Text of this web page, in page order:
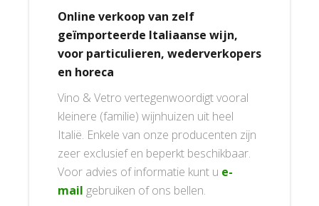
Online verkoop van zelf
geïmporteerde Italiaanse wijn,
voor particulieren, wederverkopers
en horeca
Vino & Vetro vertegenwoordigt vooral
kleinere (familie) wijnhuizen uit heel
Italië. Enkele van onze producenten zijn
zeer exclusief en beperkt beschikbaar.
Voor advies of informatie kunt u e-
mail gebruiken of ons bellen.